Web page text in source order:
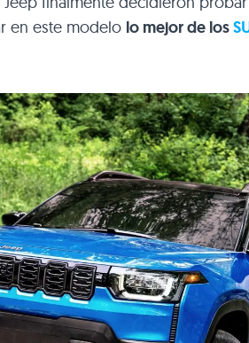
en este modelo lo mejor de los